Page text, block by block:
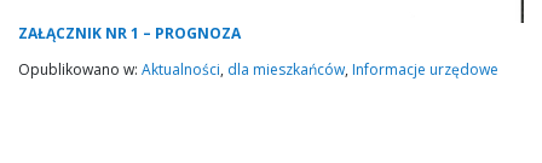
ZAŁĄCZNIK NR 1 – PROGNOZA
Opublikowano w: Aktualności, dla mieszkańców, Informacje urzędowe